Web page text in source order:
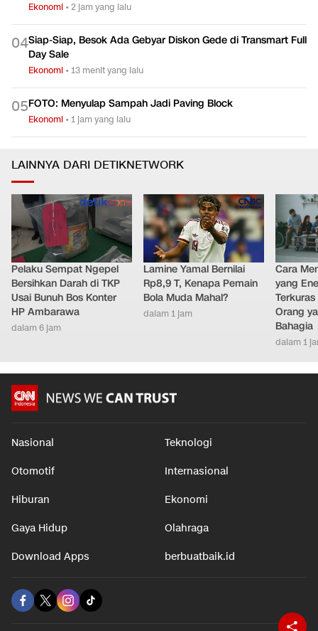
Ekonomi •2 jam yang lalu
04Siap-Siap, Besok Ada Gebyar Diskon Gede di Transmart Full
Day Sale
Ekonomi •13 menit yang lalu
05FOTO: Menyulap Sampah Jadi Paving Block
Ekonomi •1 jam yang lalu
LAINNYA DARI DETIKNETWORK
Pelaku Sempat Ngepel
Bersihkan Darah di TKP
Usai Bunuh Bos Konter
HP Ambarawa
dalam 6 jam
Lamine Yamal Bernilai
Rp8,9 T, Kenapa Pemain
Bola Muda Mahal?
dalam 1 jam
Cara
yang
Orang
Bahagia
dalam 1
Nasional Teknologi
Otomotif Internasional
Hiburan Ekonomi
Gaya Hidup Olahraga
Download Apps berbuatbaik.id